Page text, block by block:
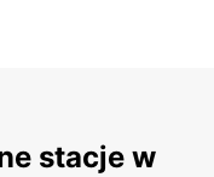
stacje w